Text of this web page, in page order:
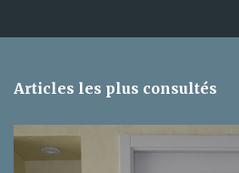
Articles les plus consultés